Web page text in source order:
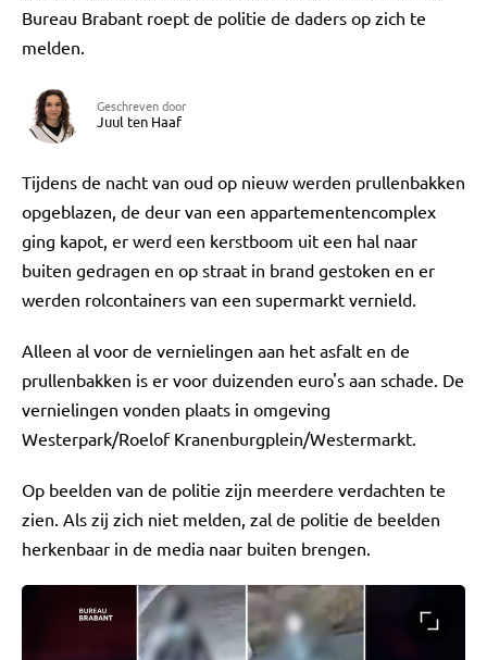
Bureau Brabant roept de politie de daders op zich te
melden.
Geschreven door
Juul ten Haaf
Tijdens de nacht van oud op nieuw werden prullenbakken
opgeblazen, de deur van een appartementencomplex
ging kapot, er werd een kerstboom uit een hal naar
buiten gedragen en op straat in brand gestoken en er
werden rolcontainers van een supermarkt vernield.
Alleen al voor de vernielingen aan het asfalt en de
prullenbakken is er voor duizenden euro's aan schade. De
vernielingen vonden plaats in omgeving
Westerpark/Roelof Kranenburgplein/Westermarkt.
Op beelden van de politie zijn meerdere verdachten te
zien. Als zij zich niet melden, zal de politie de beelden
herkenbaar in de media naar buiten brengen.